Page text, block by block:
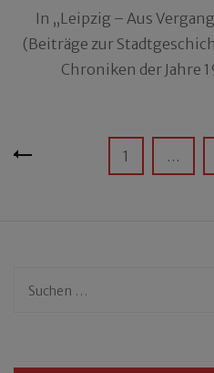
In „Leipzig – Aus
(Beiträge zur
Chroniken der Jahre
Seite
1 …
Suchen